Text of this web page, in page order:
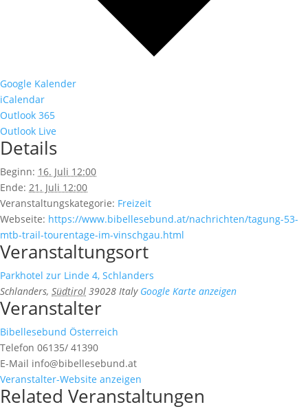
Google Kalender
iCalendar
Outlook 365
Outlook Live
Details
Beginn: 16. Juli 12:00
Ende: 21. Juli 12:00
Veranstaltungskategorie: Freizeit
Webseite: https://www.bibellesebund.at/nachrichten/tagung-53-
mtb-trail-tourentage-im-vinschgau.html
Veranstaltungsort
Parkhotel zur Linde 4, Schlanders
Schlanders, Südtirol 39028 Italy Google Karte anzeigen
Veranstalter
Bibellesebund Österreich
Telefon 06135/ 41390
E-Mail info@bibellesebund.at
Veranstalter-Website anzeigen
Related Veranstaltungen